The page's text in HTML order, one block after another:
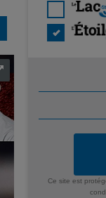
Ce site est